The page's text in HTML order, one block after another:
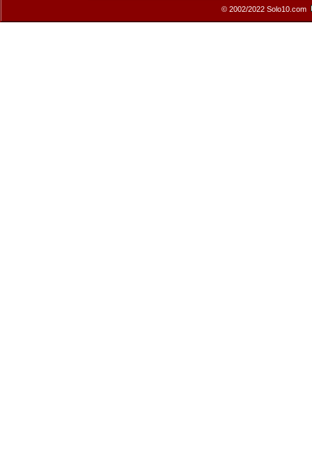
© 2002/2022 Solo10.com